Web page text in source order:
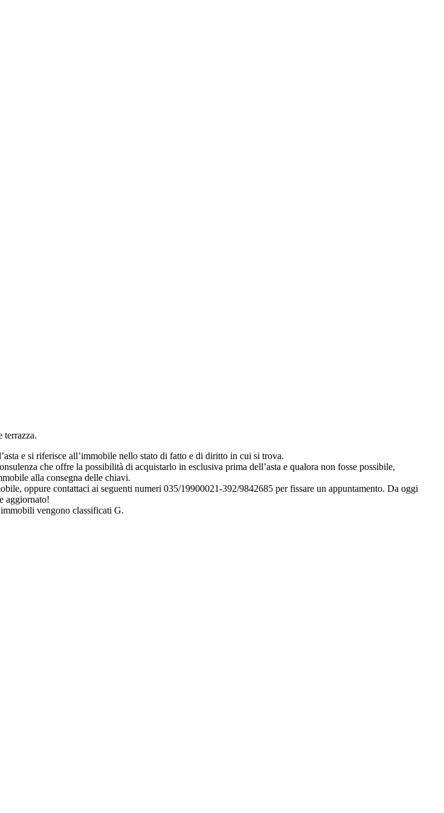
terrazza.
e si riferisce all’immobile nello stato di fatto e di diritto in cui si trova.
che offre la possibilità di acquistarlo in esclusiva prima dell’asta e qualora non fosse possibile,
alla consegna delle chiavi.
oppure contattaci ai seguenti numeri 035/19900021-392/9842685 per fissare un appuntamento. Da oggi
aggiornato!
vengono classificati G.